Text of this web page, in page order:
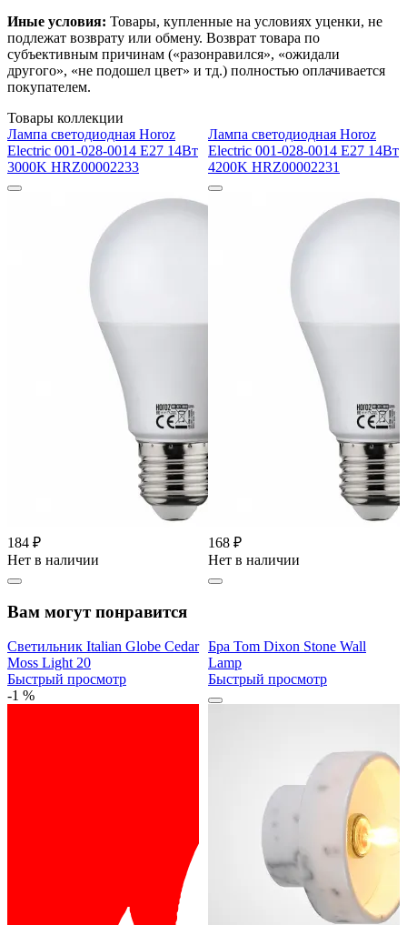
Иные условия: Товары, купленные на условиях уценки, не
подлежат возврату или обмену. Возврат товара по
субъективным причинам («разонравился», «ожидали
другого», «не подошел цвет» и тд.) полностью оплачивается
покупателем.
Товары коллекции
Лампа светодиодная Horoz
Electric 001-028-0014 E27 14Вт
3000K HRZ00002233
184 ₽
Нет в наличии
Лампа светодиодная Horoz
Electric 001-028-0014 E27 14Вт
4200K HRZ00002231
168 ₽
Нет в наличии
Вам могут понравится
Светильник Italian Globe Cedar
Moss Light 20
Быстрый просмотр
-1 %
Бра Tom Dixon Stone Wall
Lamp
Быстрый просмотр